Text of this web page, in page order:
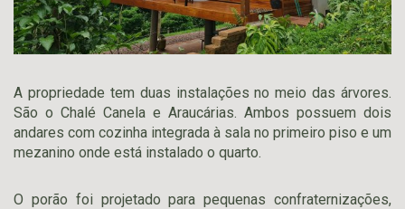
A propriedade tem duas instalações no meio das árvores.
São o Chalé Canela e Araucárias. Ambos possuem dois
andares com cozinha integrada à sala no primeiro piso e um
mezanino onde está instalado o quarto.
O porão foi projetado para pequenas confraternizações,